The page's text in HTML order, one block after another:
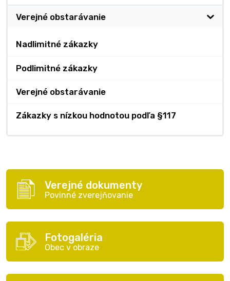
Verejné obstarávanie
Nadlimitné zákazky
Podlimitné zákazky
Verejné obstarávanie
Zákazky s nízkou hodnotou podľa §117
Verejné dokumenty
Povinné zverejňovanie
Fotogaléria
Obec v obraze